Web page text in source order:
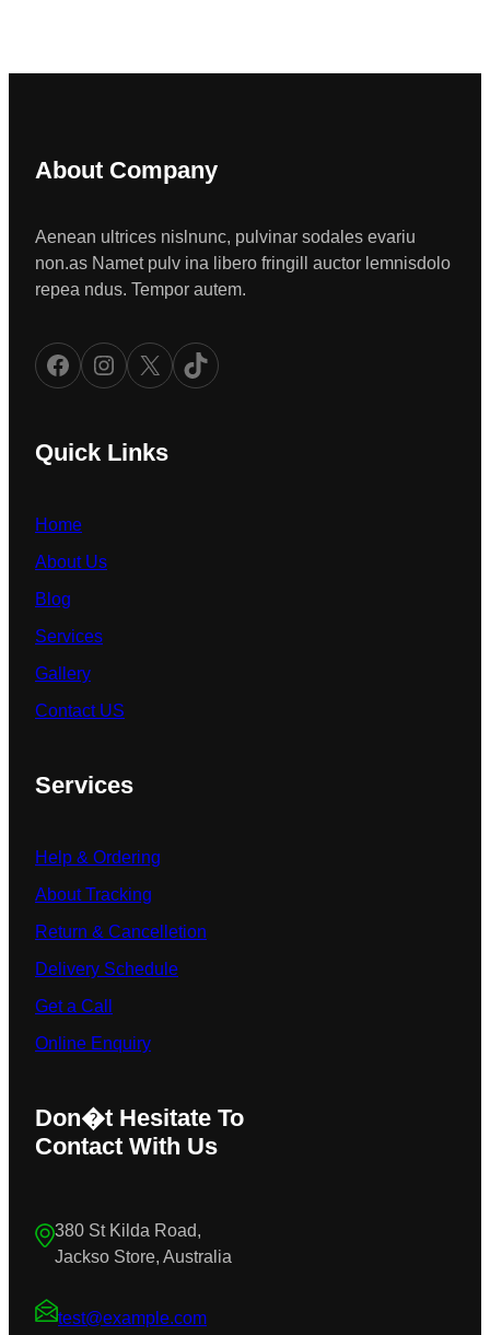
About Company
Aenean ultrices nislnunc, pulvinar sodales evariu
non.as Namet pulv ina libero fringill auctor lemnisdolo
repea ndus. Tempor autem.
Facebook Instagram X TikTok
Quick Links
Home
About Us
Blog
Services
Gallery
Contact US
Services
Help & Ordering
About Tracking
Return & Cancelletion
Delivery Schedule
Get a Call
Online Enquiry
Don�t Hesitate To
Contact With Us
380 St Kilda Road,
Jackso Store, Australia
test@example.com